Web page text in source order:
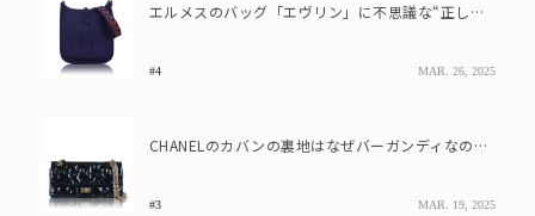
エルメスのバッグ「エヴリン」に不思議な“正しい持ち方”があるワケは?
#4 MAR. 26, 2025
CHANELのカバンの裏地はなぜバーガンディなのか、理由を知っていますか?
#3 MAR. 19, 2025